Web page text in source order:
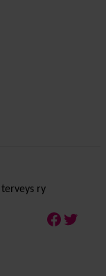
terveys ry